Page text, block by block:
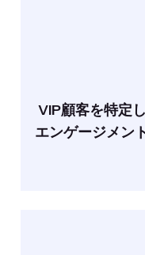
VIP顧客を特定
エンゲージメン